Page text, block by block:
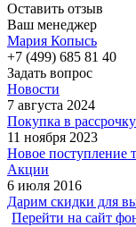
Оставить отзыв
Ваш менеджер
Мария Копысь
+7 (499) 685 81 40
Задать вопрос
Новости
7 августа 2024
Покупка в
11 ноября 2023
Новое поступление
Акции
6 июля 2016
Дарим скидки для
Перейти на сайт